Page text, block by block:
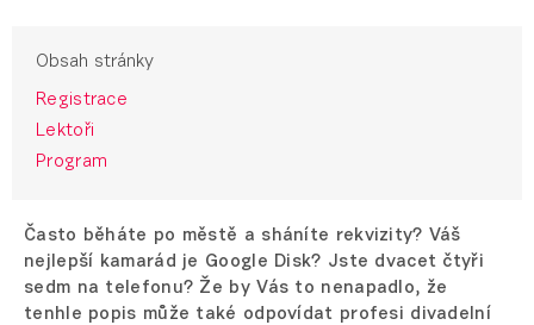
Obsah stránky
Registrace
Lektoři
Program
Často běháte po městě a sháníte rekvizity? Váš
nejlepší kamarád je Google Disk? Jste dvacet čtyři
sedm na telefonu? Že by Vás to nenapadlo, že
tenhle popis může také odpovídat profesi divadelní